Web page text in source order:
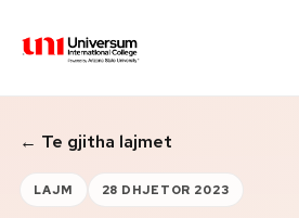
Universum University
MENU
Ballina
← Te gjitha lajmet
LAJM 28 DHJETOR 2023